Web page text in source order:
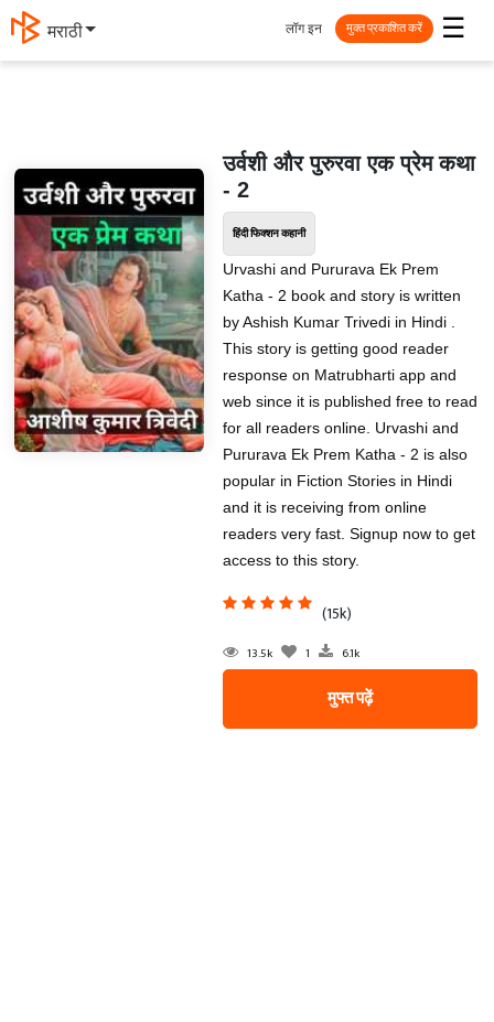
मराठी ☰
लॉग इन मुक्त प्रकाशित करें
उर्वशी और पुरुरवा एक प्रेम कथा
- 2
हिंदी फिक्शन कहानी
Urvashi and Pururava Ek Prem
Katha - 2 book and story is written
by Ashish Kumar Trivedi in Hindi .
This story is getting good reader
response on Matrubharti app and
web since it is published free to read
for all readers online. Urvashi and
Pururava Ek Prem Katha - 2 is also
popular in Fiction Stories in Hindi
and it is receiving from online
readers very fast. Signup now to get
access to this story.
(15k)
13.5k 1 6.1k
मुफ्त पढ़ें